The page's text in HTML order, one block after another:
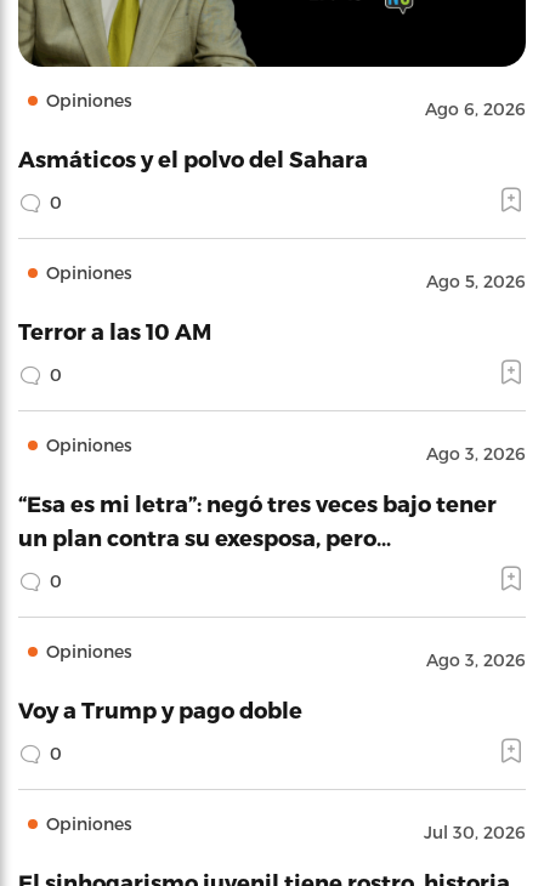
Opiniones Ago 6, 2026
Asmáticos y el polvo del Sahara
0
Opiniones Ago 5, 2026
Terror a las 10 AM
0
Opiniones Ago 3, 2026
“Esa es mi letra”: negó tres veces bajo tener
un plan contra su exesposa, pero…
0
Opiniones Ago 3, 2026
Voy a Trump y pago doble
0
Opiniones Jul 30, 2026